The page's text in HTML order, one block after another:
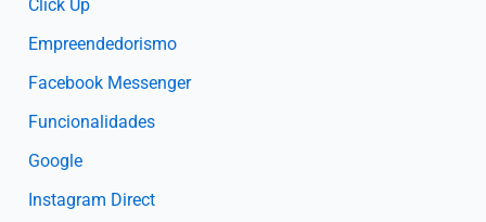
Click Up
Empreendedorismo
Facebook Messenger
Funcionalidades
Google
Instagram Direct